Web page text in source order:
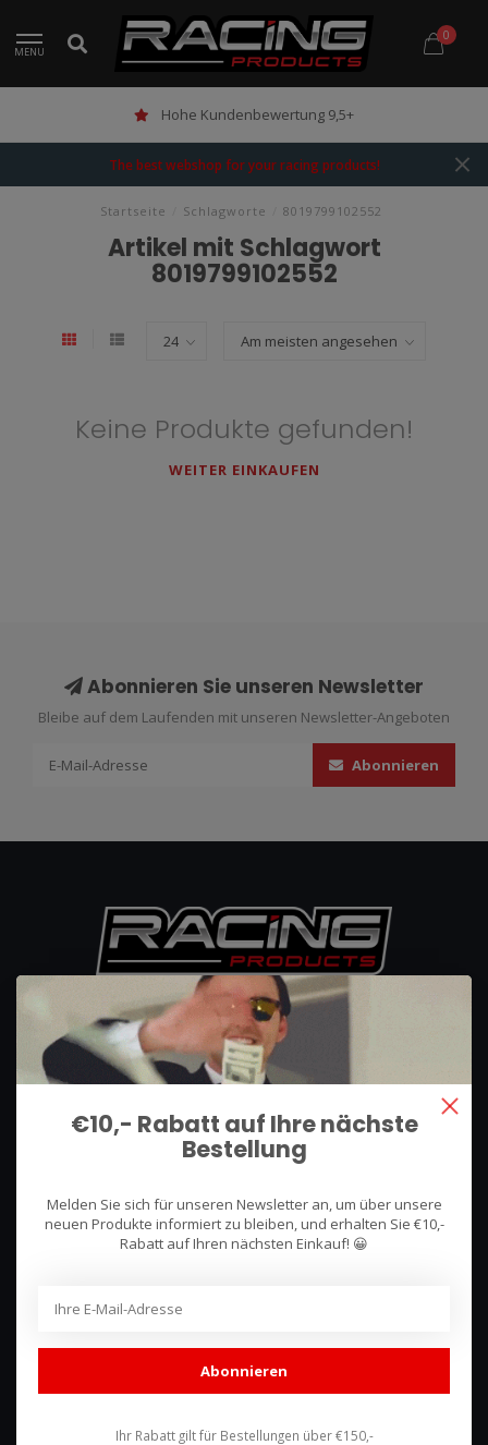
MENU
0
Hohe Kundenbewertung 9,5+
The best webshop for your racing products!
Startseite Schlagworte 8019799102552
Artikel mit Schlagwort
8019799102552
Keine Produkte gefunden!
WEITER EINKAUFEN
Abonnieren Sie unseren Newsletter
Bleibe auf dem Laufenden mit unseren Newsletter-Angeboten
Abonnieren
We use what we sell, that's the difference!
Hullerpad 13Q
Lunteren, Nederland
085 744 4602
shop@racing-products.com
Bewertungen
€10,- Rabatt auf Ihre nächste
Bestellung
Melden Sie sich für unseren Newsletter an, um über unsere
neuen Produkte informiert zu bleiben, und erhalten Sie €10,-
Rabatt auf Ihren nächsten Einkauf! 😀
Abonnieren
Ihr Rabatt gilt für Bestellungen über €150,-